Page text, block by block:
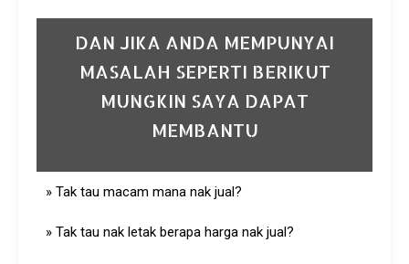
DAN JIKA ANDA MEMPUNYAI
MASALAH SEPERTI BERIKUT
MUNGKIN SAYA DAPAT
MEMBANTU
» Tak tau macam mana nak jual?
» Tak tau nak letak berapa harga nak jual?